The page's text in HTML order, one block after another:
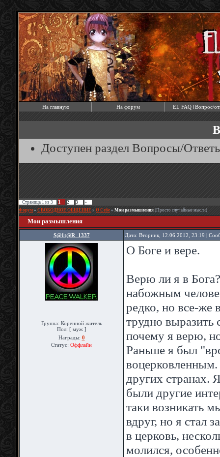
На главную На форум EL FAQ [Вопрос/
Доступен раздел Вопросы/
Страница 1 из 3 1 2 3
»
Форум » СВОБОДНОЕ ОБЩЕНИЕ » О Себе » Мои размышления (Просто случайные мысли)
Мои размышления
S@1t@R_1337 Дата: Вторник, 12.06.2012, 23:19 |
Группа: Коренной житель
Пол: [ муж ]
Награды: 0
Статус: Оффлайн
О Боге и вере.
Верю ли я в
набожным
редко, но все-же
трудно выразить
почему я верю,
Раньше я был
других странах.
были другие
таки возникать
вдруг, но я стал
в церковь,
молился,